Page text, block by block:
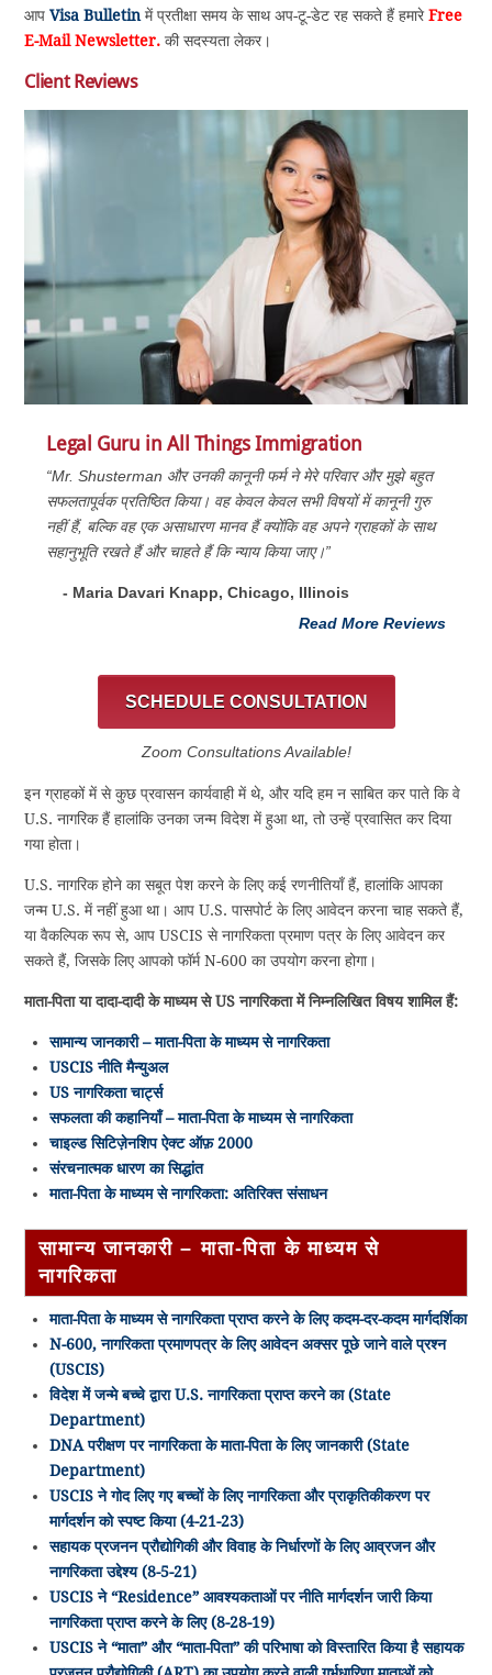
आपVisa Bulletinमें प्रतीक्षा समय के साथ अप-टू-डेट रह सकते हैं हमारेFree
E-Mail Newsletter. की सदस्यता लेकर।
Client Reviews
Legal Guru in All Things Immigration
“Mr. Shusterman और उनकी कानूनी फर्म ने मेरे परिवार और मुझे बहुत
सफलतापूर्वक प्रतिष्ठित किया। वह केवल केवल सभी विषयों में कानूनी गुरु
नहीं हैं, बल्कि वह एक असाधारण मानव हैं क्योंकि वह अपने ग्राहकों के साथ
सहानुभूति रखते हैं और चाहते हैं कि न्याय किया जाए।”
- Maria Davari Knapp, Chicago, Illinois
Read More Reviews
SCHEDULE CONSULTATION
Zoom Consultations Available!
इन ग्राहकों में से कुछ प्रवासन कार्यवाही में थे, और यदि हम न साबित कर पाते कि वे
U.S. नागरिक हैं हालांकि उनका जन्म विदेश में हुआ था, तो उन्हें प्रवासित कर दिया
गया होता।
U.S. नागरिक होने का सबूत पेश करने के लिए कई रणनीतियाँ हैं, हालांकि आपका
जन्म U.S. में नहीं हुआ था। आप U.S. पासपोर्ट के लिए आवेदन करना चाह सकते हैं,
या वैकल्पिक रूप से, आप USCIS से नागरिकता प्रमाण पत्र के लिए आवेदन कर
सकते हैं, जिसके लिए आपको फॉर्म N-600 का उपयोग करना होगा।
माता-पिता या दादा-दादी के माध्यम से US नागरिकता में निम्नलिखित विषय शामिल हैं:
सामान्य जानकारी – माता-पिता के माध्यम से नागरिकता
USCIS नीति मैन्युअल
US नागरिकता चार्ट्स
सफलता की कहानियाँ – माता-पिता के माध्यम से नागरिकता
चाइल्ड सिटिज़ेनशिप ऐक्ट ऑफ़ 2000
संरचनात्मक धारण का सिद्धांत
माता-पिता के माध्यम से नागरिकता: अतिरिक्त संसाधन
सामान्य जानकारी – माता-पिता के माध्यम से
नागरिकता
माता-पिता के माध्यम से नागरिकता प्राप्त करने के लिए कदम-दर-कदम मार्गदर्शिका
N-600, नागरिकता प्रमाणपत्र के लिए आवेदन अक्सर पूछे जाने वाले प्रश्न
(USCIS)
विदेश में जन्मे बच्चे द्वारा U.S. नागरिकता प्राप्त करने का (State
Department)
DNA परीक्षण पर नागरिकता के माता-पिता के लिए जानकारी (State
Department)
USCIS ने गोद लिए गए बच्चों के लिए नागरिकता और प्राकृतिकीकरण पर
मार्गदर्शन को स्पष्ट किया (4-21-23)
सहायक प्रजनन प्रौद्योगिकी और विवाह के निर्धारणों के लिए आव्रजन और
नागरिकता उद्देश्य (8-5-21)
USCIS ने “Residence” आवश्यकताओं पर नीति मार्गदर्शन जारी किया
नागरिकता प्राप्त करने के लिए (8-28-19)
USCIS ने “माता” और “माता-पिता” की परिभाषा को विस्तारित किया है सहायक